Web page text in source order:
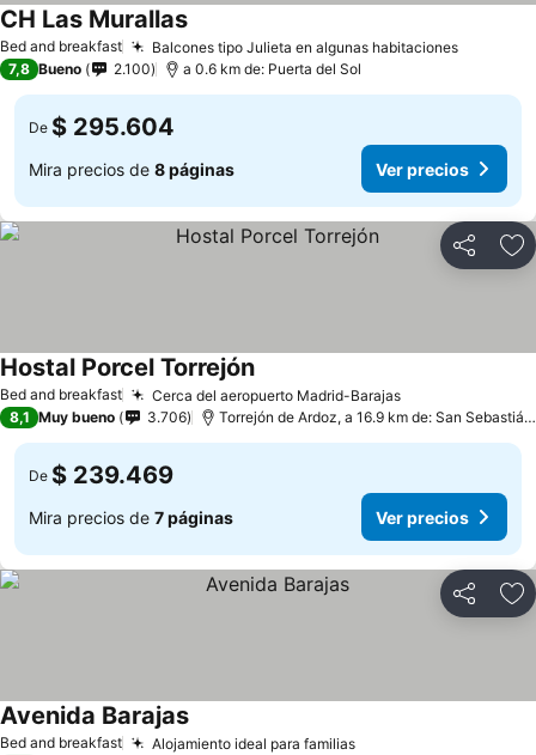
Bed and breakfast Balcones tipo Julieta en algunas habitacionesVer
CH Las MurallasVer precios
7,8 Bueno 2.100 a 0.6 km de: Puerta del Sol
De $ 295.604
Mira precios de 8 páginas Ver precios
Compartir
Bed and breakfast Cerca del aeropuerto Madrid-BarajasVer precios
Hostal Porcel TorrejónVer precios
8,1 Muy bueno 3.706 Torrejón de Ardoz, a 16.9 km de: San
De $ 239.469
Mira precios de 7 páginas Ver precios
Compartir
Bed and breakfast Alojamiento ideal para familiasVer precios
Avenida BarajasVer precios